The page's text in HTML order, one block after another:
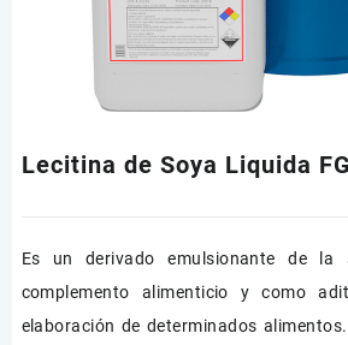
Lecitina de Soya Liquida FG
Es un derivado emulsionante de la
complemento alimenticio y como
elaboración de determinados alimentos.